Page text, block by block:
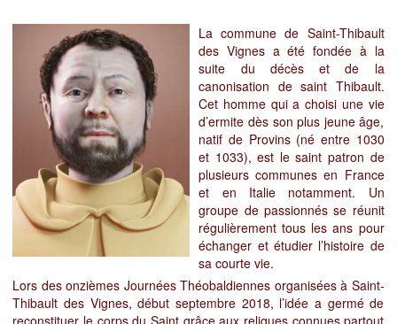
La commune de Saint-Thibault
des Vignes a été fondée à la
suite du décès et de la
canonisation de saint Thibault.
Cet homme qui a choisi une vie
d’ermite dès son plus jeune âge,
natif de Provins (né entre 1030
et 1033), est le saint patron de
plusieurs communes en France
et en Italie notamment. Un
groupe de passionnés se réunit
régulièrement tous les ans pour
échanger et étudier l’histoire de
sa courte vie.
Lors des onzièmes Journées Théobaldiennes organisées à Saint-
Thibault des Vignes, début septembre 2018, l’idée a germé de